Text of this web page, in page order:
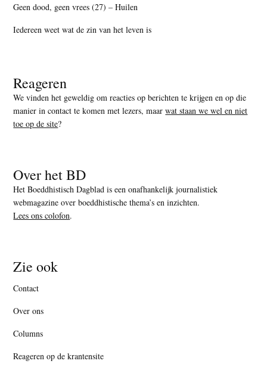
Geen dood, geen vrees (27) – Huilen
Iedereen weet wat de zin van het leven is
Reageren
We vinden het geweldig om reacties op berichten te krijgen en op die
manier in contact te komen met lezers, maarwat staan we wel en niet
toe op de site?
Over het BD
Het Boeddhistisch Dagblad is een onafhankelijk journalistiek
webmagazine over boeddhistische thema’s en inzichten.
Lees ons colofon.
Zie ook
Contact
Over ons
Columns
Reageren op de krantensite